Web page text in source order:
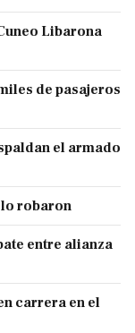
Libarona
de pasajeros
el armado
lo robaron
entre alianza
carrera en el